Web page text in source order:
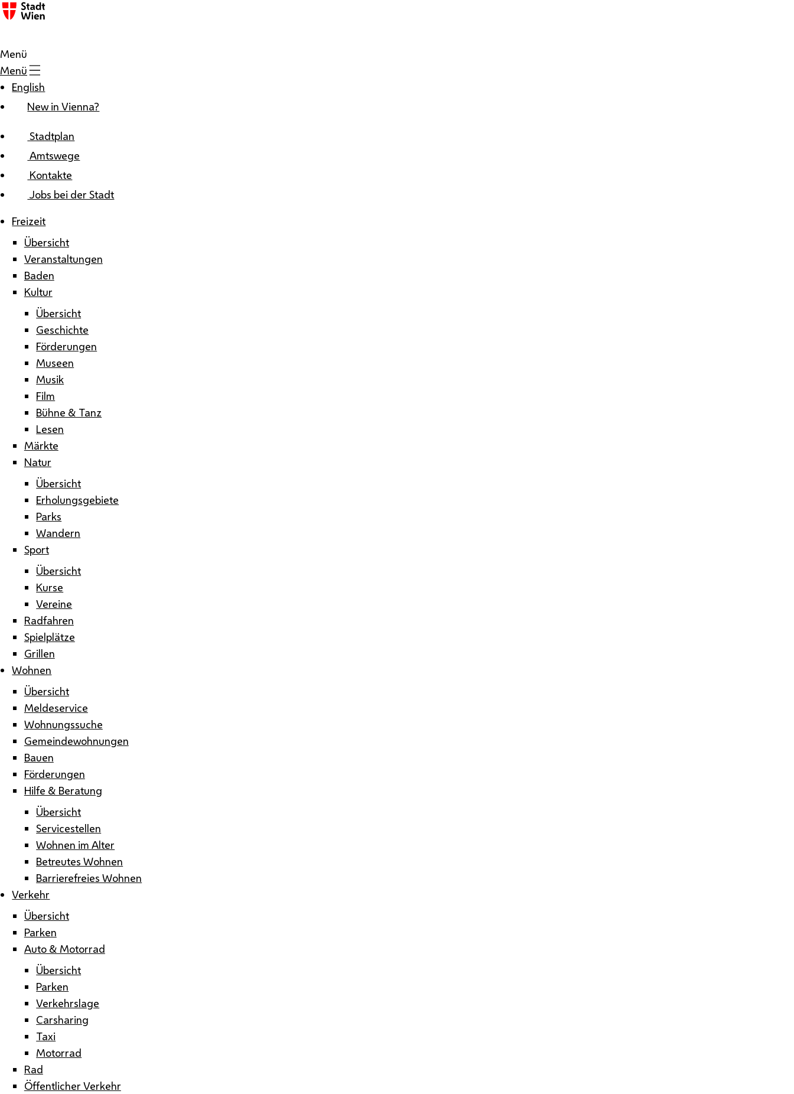
Zum Inhalt
Menü
Menü
English
New in Vienna?
Stadtplan
Amtswege
Kontakte
Jobs bei der Stadt
Freizeit
Übersicht
Veranstaltungen
Baden
Kultur
Übersicht
Geschichte
Förderungen
Museen
Musik
Film
Bühne & Tanz
Lesen
Märkte
Natur
Übersicht
Erholungsgebiete
Parks
Wandern
Sport
Übersicht
Kurse
Vereine
Radfahren
Spielplätze
Grillen
Wohnen
Übersicht
Meldeservice
Wohnungssuche
Gemeindewohnungen
Bauen
Förderungen
Hilfe & Beratung
Übersicht
Servicestellen
Wohnen im Alter
Betreutes Wohnen
Barrierefreies Wohnen
Verkehr
Übersicht
Parken
Auto & Motorrad
Übersicht
Parken
Verkehrslage
Carsharing
Taxi
Motorrad
Rad
Öffentlicher Verkehr